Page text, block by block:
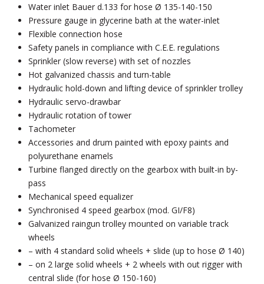
Water inlet Bauer d.133 for hose Ø 135-140-150
Pressure gauge in glycerine bath at the water-inlet
Flexible connection hose
Safety panels in compliance with C.E.E. regulations
Sprinkler (slow reverse) with set of nozzles
Hot galvanized chassis and turn-table
Hydraulic hold-down and lifting device of sprinkler trolley
Hydraulic servo-drawbar
Hydraulic rotation of tower
Tachometer
Accessories and drum painted with epoxy paints and
polyurethane enamels
Turbine flanged directly on the gearbox with built-in by-
pass
Mechanical speed equalizer
Synchronised 4 speed gearbox (mod. GI/F8)
Galvanized raingun trolley mounted on variable track
wheels
– with 4 standard solid wheels + slide (up to hose Ø 140)
– on 2 large solid wheels + 2 wheels with out rigger with
central slide (for hose Ø 150-160)